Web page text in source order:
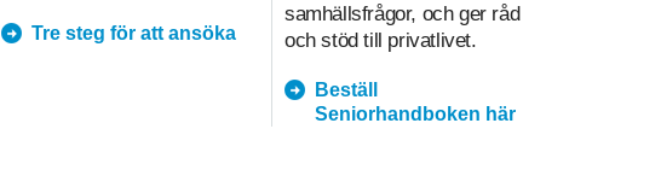
Tre steg för att ansöka
samhällsfrågor, och ger råd
och stöd till privatlivet.
Beställ
Seniorhandboken här